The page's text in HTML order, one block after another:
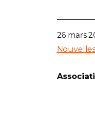
26 mars
Nouvelles